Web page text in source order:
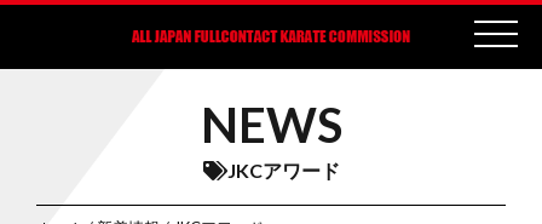
NEWS
JKCアワード